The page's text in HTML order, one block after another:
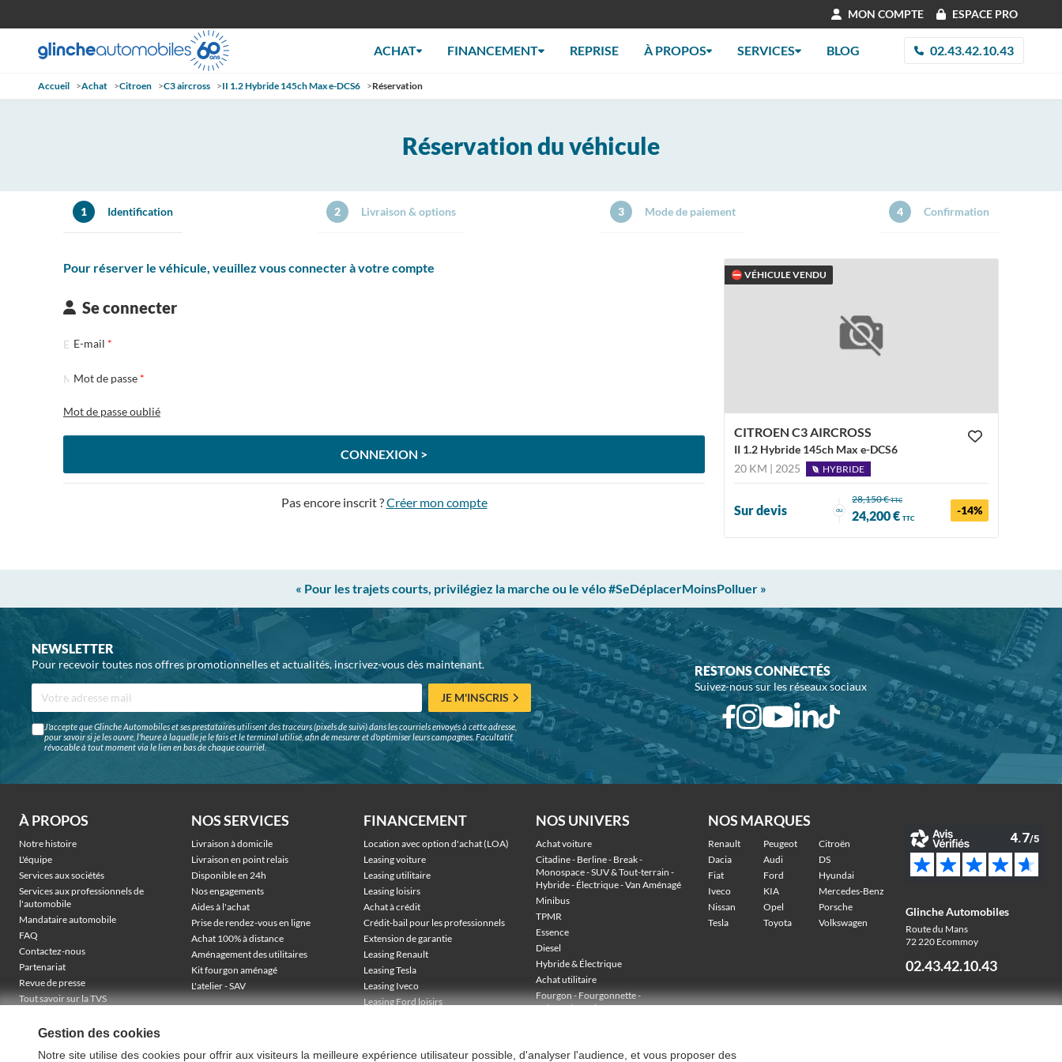
MON COMPTE ESPACE PRO
ACHAT FINANCEMENT REPRISE À PROPOS SERVICES BLOG 02.43.42.10.43
Accueil >Achat >Citroen >C3 aircross >II 1.2 Hybride 145ch Max e-DCS6 >Réservation
Réservation du véhicule
1 Identification 2 Livraison & options 3 Mode de paiement 4 Confirmation
Pour réserver le véhicule, veuillez vous connecter à votre compte
Se connecter
E-mail
Mot de passe
Mot de passe oublié
CONNEXION >
Pas encore inscrit ?Créer mon compte
⛔ VÉHICULE VENDU
CITROEN C3 AIRCROSS
II 1.2 Hybride 145ch Max e-DCS6
20 KM | 2025
HYBRIDE
Sur devis ou
28,150 €TTC
24,200 € TTC
-14%
« Pour les trajets courts, privilégiez la marche ou le vélo #SeDéplacerMoinsPolluer »
NEWSLETTER
Pour recevoir toutes nos offres promotionnelles et actualités, inscrivez-vous dès maintenant.
JE M'INSCRIS
J'accepte que Glinche Automobiles et ses prestataires utilisent des traceurs (pixels de suivi) dans les courriels envoyés à cette adresse,
pour savoir si je les ouvre, l'heure à laquelle je le fais et le terminal utilisé, afin de mesurer et d'optimiser leurs campagnes. Facultatif,
révocable à tout moment via le lien en bas de chaque courriel.
RESTONS CONNECTÉS
Suivez-nous sur les réseaux sociaux
À PROPOS
Notre histoire
L'équipe
Services aux sociétés
Services aux professionnels de
l'automobile
Mandataire automobile
FAQ
Contactez-nous
Partenariat
Revue de presse
Tout savoir sur la TVS
TVA récupérable & financement
NOS SERVICES
Livraison à domicile
Livraison en point relais
Disponible en 24h
Nos engagements
Aides à l'achat
Prise de rendez-vous en ligne
Achat 100% à distance
Aménagement des utilitaires
Kit fourgon aménagé
L'atelier - SAV
FINANCEMENT
Location avec option d'achat (LOA)
Leasing voiture
Leasing utilitaire
Leasing loisirs
Achat à crédit
Crédit-bail pour les professionnels
Extension de garantie
Leasing Renault
Leasing Tesla
Leasing Iveco
Leasing Ford loisirs
NOS UNIVERS
Achat voiture
Citadine - Berline - Break -
Monospace - SUV & Tout-terrain -
Hybride - Électrique - Van Aménagé
Minibus
TPMR
Essence
Diesel
Hybride & Électrique
Achat utilitaire
Fourgon - Fourgonnette -
Voiture de société -
NOS MARQUES
Renault Peugeot
Citroën
Dacia
Audi
DS
Fiat
Ford
Hyundai
Iveco
KIA
Mercedes-Benz
Nissan
Opel
Porsche
Tesla
Toyota Volkswagen
Glinche Automobiles
Route du Mans
72 220 Ecommoy
02.43.42.10.43
Gestion des cookies
Notre site utilise des cookies pour offrir aux visiteurs la meilleure expérience utilisateur possible, d'analyser l'audience, et vous proposer des